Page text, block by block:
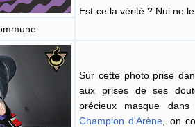
Est-ce la vérité ? Nul ne le
Sur cette photo prise
aux prises de ses
précieux masque
Champion d'Arène , on